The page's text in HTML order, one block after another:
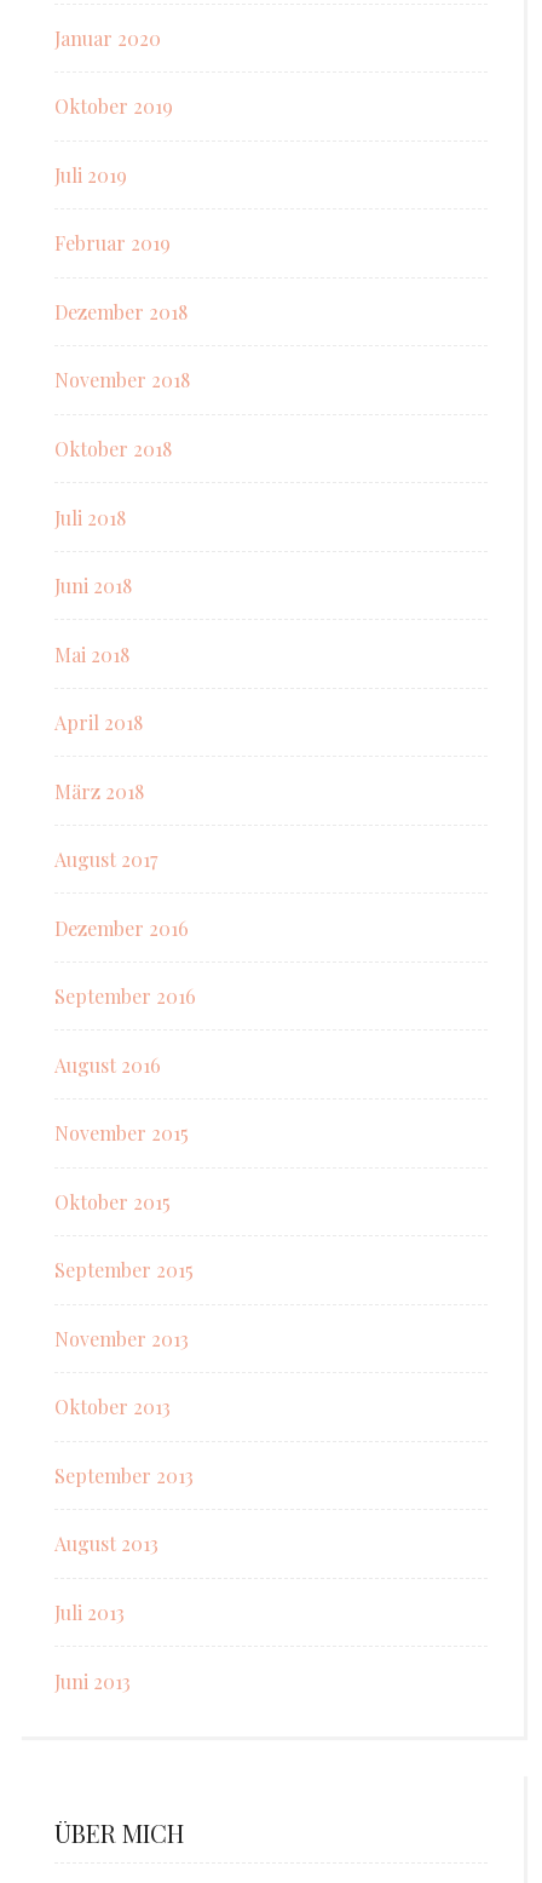
Januar 2020
Oktober 2019
Juli 2019
Februar 2019
Dezember 2018
November 2018
Oktober 2018
Juli 2018
Juni 2018
Mai 2018
April 2018
März 2018
August 2017
Dezember 2016
September 2016
August 2016
November 2015
Oktober 2015
September 2015
November 2013
Oktober 2013
September 2013
August 2013
Juli 2013
Juni 2013
ÜBER MICH